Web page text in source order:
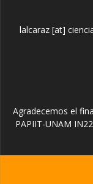
lalcaraz [at]
Agradecemos el
PAPIIT-UNAM